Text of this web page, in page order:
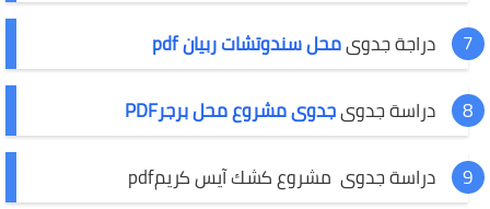
دراجة جدوىمحل سندوتشات ربيان pdf
دراسة جدوىجدوى مشروع محل برجرPDF
دراسة جدوى مشروع كشك آيس كريمpdf